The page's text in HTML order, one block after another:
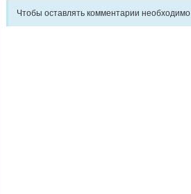
Чтобы оставлять комментарии необходимо